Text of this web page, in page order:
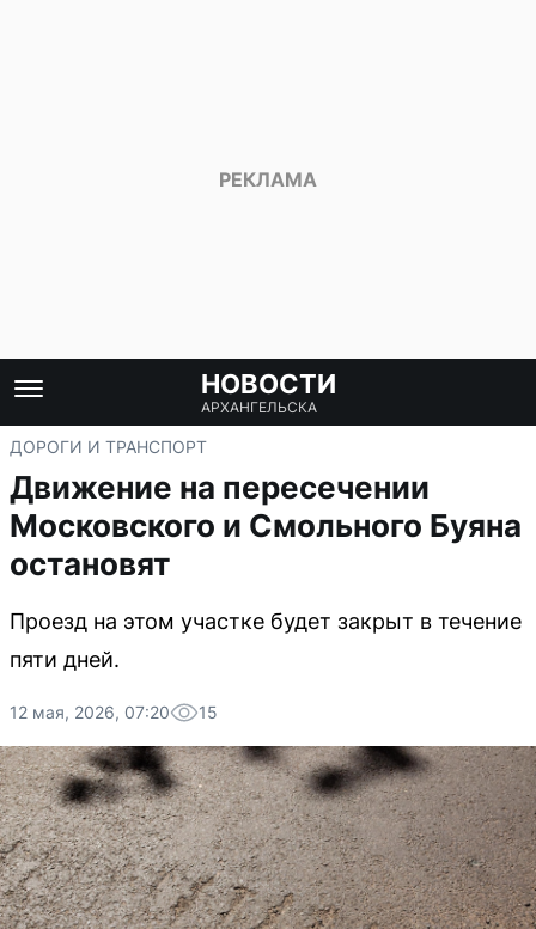
НОВОСТИ
АРХАНГЕЛЬСКА
ДОРОГИ И ТРАНСПОРТ
Движение на пересечении
Московского и Смольного Буяна
остановят
Проезд на этом участке будет закрыт в течение
пяти дней.
12 мая, 2026, 07:20 15